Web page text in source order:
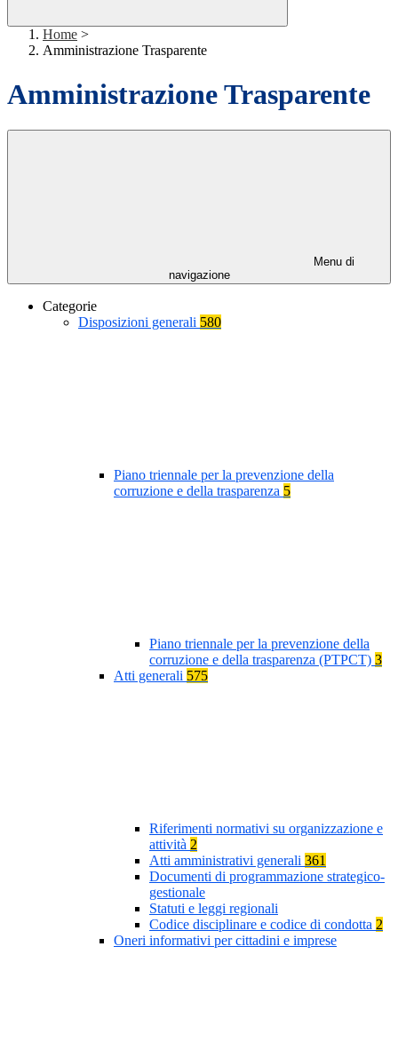
Home >
Amministrazione Trasparente
Amministrazione Trasparente
Menu di
navigazione
Categorie
Disposizioni generali 580
Piano triennale per la prevenzione della
corruzione e della trasparenza 5
Piano triennale per la prevenzione della
corruzione e della trasparenza (PTPCT) 3
Atti generali 575
Riferimenti normativi su organizzazione e
attività 2
Atti amministrativi generali 361
Documenti di programmazione strategico-
gestionale
Statuti e leggi regionali
Codice disciplinare e codice di condotta 2
Oneri informativi per cittadini e imprese